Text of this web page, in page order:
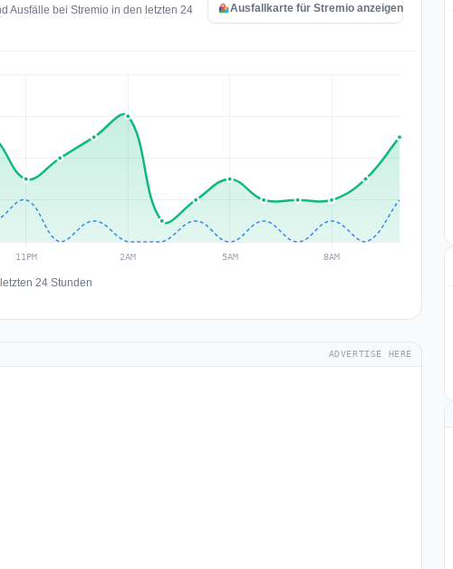
Ausfälle bei Stremio in den letzten 24
Ausfallkarte für Stremio anzeigen
24 Stunden
ADVERTISE HERE